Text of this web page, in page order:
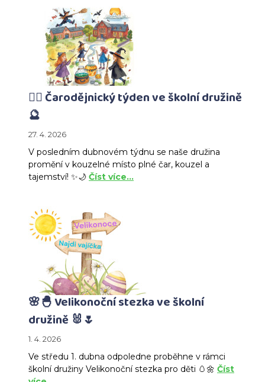
🧙‍♀️ Čarodějnický týden ve školní družině
🔮
27. 4. 2026
V posledním dubnovém týdnu se naše družina
promění v kouzelné místo plné čar, kouzel a
tajemství! ✨🌙 Číst více…
🌸🐣 Velikonoční stezka ve školní
družině 🐰🌷
1. 4. 2026
Ve středu 1. dubna odpoledne proběhne v rámci
školní družiny Velikonoční stezka pro děti 🥚🌼 Číst